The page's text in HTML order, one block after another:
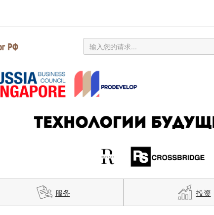
服务 投资